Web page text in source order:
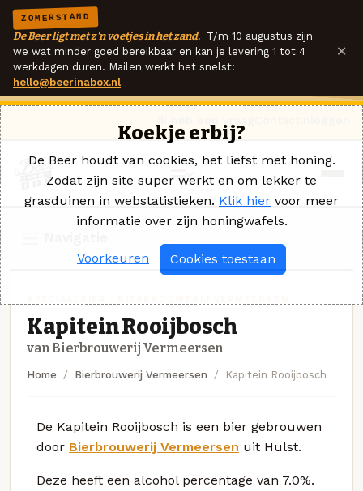
ZOMERSTAND
De Beer ligt met z'n voetjes in het zand. T/m 10 augustus zijn
we wat minder goed bereikbaar en kan je levering 1 tot 4
werkdagen duren. Mailen werkt het snelst:
hello@beerinabox.nl
×
Kapitein Rooijbosch
van Bierbrouwerij Vermeersen
Home Bierbrouwerij Vermeersen Kapitein Rooijbosch
De Kapitein Rooijbosch is een bier gebrouwen
door Bierbrouwerij Vermeersen uit Hulst.
Deze heeft een alcohol percentage van 7.0%.
Koekje erbij?
De Beer houdt van cookies, het liefst met honing.
Zodat zijn site super werkt en om lekker te
grasduinen in webstatistieken. Klik hier voor meer
informatie over zijn honingwafels.
Voorkeuren Cookies toestaan